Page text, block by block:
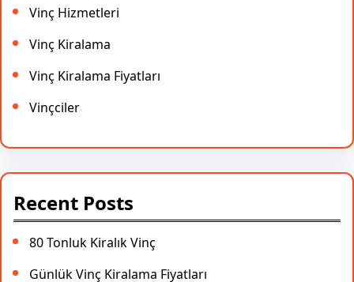
Vinç Hizmetleri
Vinç Kiralama
Vinç Kiralama Fiyatları
Vinçciler
Recent Posts
80 Tonluk Kiralık Vinç
Günlük Vinç Kiralama Fiyatları